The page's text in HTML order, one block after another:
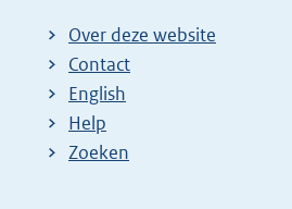
Over deze website
Contact
English
Help
Zoeken